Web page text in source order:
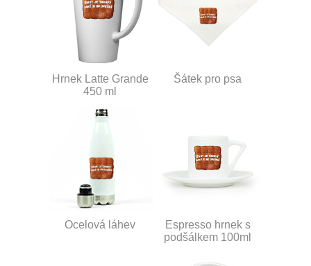
Hrnek Latte Grande
450 ml
Šátek pro psa
Ocelová láhev
Espresso hrnek s
podšálkem 100ml